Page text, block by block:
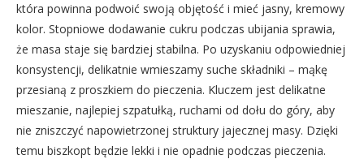
która powinna podwoić swoją objętość i mieć jasny, kremowy
kolor. Stopniowe dodawanie cukru podczas ubijania sprawia,
że masa staje się bardziej stabilna. Po uzyskaniu odpowiedniej
konsystencji, delikatnie wmieszamy suche składniki – mąkę
przesianą z proszkiem do pieczenia. Kluczem jest delikatne
mieszanie, najlepiej szpatułką, ruchami od dołu do góry, aby
nie zniszczyć napowietrzonej struktury jajecznej masy. Dzięki
temu biszkopt będzie lekki i nie opadnie podczas pieczenia.